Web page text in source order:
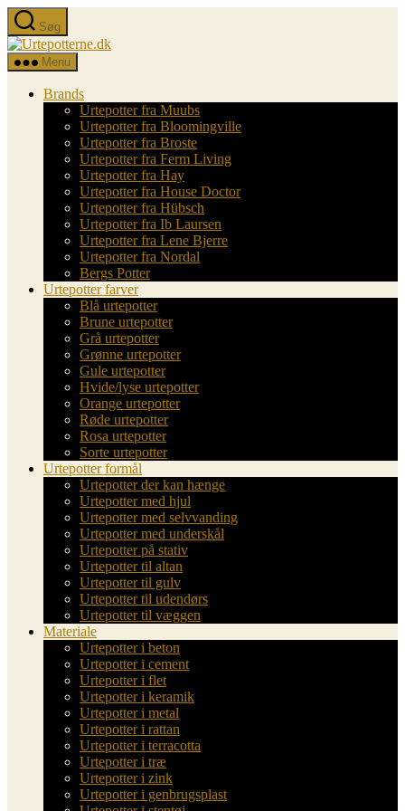
Spring
til
indholdet
Søg
Urtepotterne.dk
Menu
Brands
Urtepotter fra Muubs
Urtepotter fra Bloomingville
Urtepotter fra Broste
Urtepotter fra Ferm Living
Urtepotter fra Hay
Urtepotter fra House Doctor
Urtepotter fra Hübsch
Urtepotter fra Ib Laursen
Urtepotter fra Lene Bjerre
Urtepotter fra Nordal
Bergs Potter
Urtepotter farver
Blå urtepotter
Brune urtepotter
Grå urtepotter
Grønne urtepotter
Gule urtepotter
Hvide/lyse urtepotter
Orange urtepotter
Røde urtepotter
Rosa urtepotter
Sorte urtepotter
Urtepotter formål
Urtepotter der kan hænge
Urtepotter med hjul
Urtepotter med selvvanding
Urtepotter med underskål
Urtepotter på stativ
Urtepotter til altan
Urtepotter til gulv
Urtepotter til udendørs
Urtepotter til væggen
Materiale
Urtepotter i beton
Urtepotter i cement
Urtepotter i flet
Urtepotter i keramik
Urtepotter i metal
Urtepotter i rattan
Urtepotter i terracotta
Urtepotter i træ
Urtepotter i zink
Urtepotter i genbrugsplast